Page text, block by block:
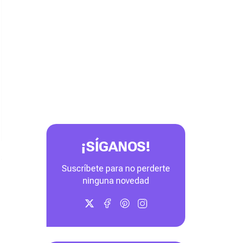
¡SÍGANOS!
Suscríbete para no perderte
ninguna novedad